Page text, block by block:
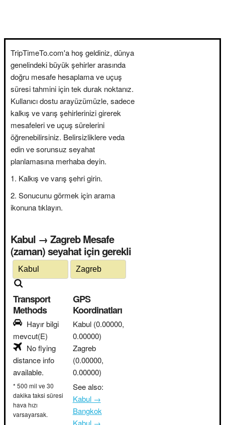
TripTimeTo.com'a hoş geldiniz, dünya
genelindeki büyük şehirler arasında
doğru mesafe hesaplama ve uçuş
süresi tahmini için tek durak noktanız.
Kullanıcı dostu arayüzümüzle, sadece
kalkış ve varış şehirlerinizi girerek
mesafeleri ve uçuş sürelerini
öğrenebilirsiniz. Belirsizliklere veda
edin ve sorunsuz seyahat
planlamasına merhaba deyin.
Kalkış ve varış şehri girin.
Sonucunu görmek için arama
ikonuna tıklayın.
Kabul → Zagreb Mesafe
(zaman) seyahat için gerekli
Transport
Methods
Hayır bilgi
mevcut(E)
No flying
distance info
available.
* 500 mil ve 30
dakika taksi süresi
hava hızı
varsayarsak.
GPS
Koordinatları
Kabul (0.00000,
0.00000)
Zagreb
(0.00000,
0.00000)
See also:
Kabul →
Bangkok
Kabul →